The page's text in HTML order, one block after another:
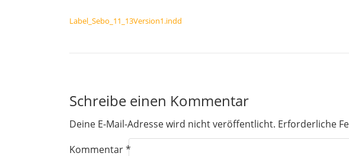
Label_Sebo_11_13Version1.indd
Schreibe einen Kommentar
Deine E-Mail-Adresse wird nicht veröffentlicht. Erforderliche
Kommentar*